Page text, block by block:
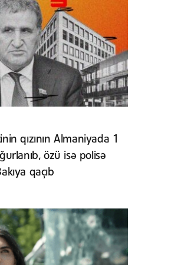
qızının Almaniyada 1
özü isə polisə
qaçıb